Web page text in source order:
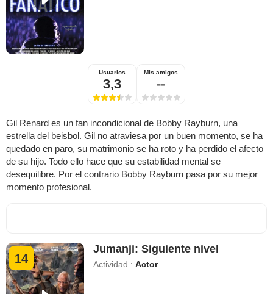
Usuarios
3,3
Mis amigos
--
Gil Renard es un fan incondicional de Bobby Rayburn, una
estrella del beisbol. Gil no atraviesa por un buen momento, se ha
quedado en paro, su matrimonio se ha roto y ha perdido el afecto
de su hijo. Todo ello hace que su estabilidad mental se
desequilibre. Por el contrario Bobby Rayburn pasa por su mejor
momento profesional.
14
Jumanji: Siguiente nivel
Actividad :Actor